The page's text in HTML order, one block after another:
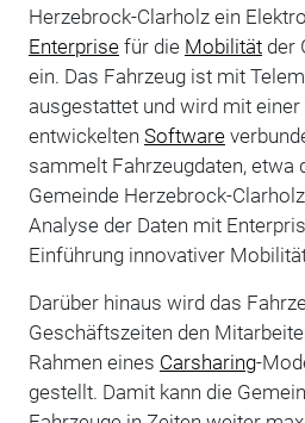
Herzebrock-Clarholz ein
Enterprisefür die Mobilitätder
ein. Das Fahrzeug ist mit
ausgestattet und wird mit
entwickelten Software
sammelt Fahrzeugdaten, etwa
Gemeinde Herzebrock-
Analyse der Daten mit
Einführung innovativer
Darüber hinaus wird das
Geschäftszeiten den
Rahmen eines Carsharing-
gestellt. Damit kann die